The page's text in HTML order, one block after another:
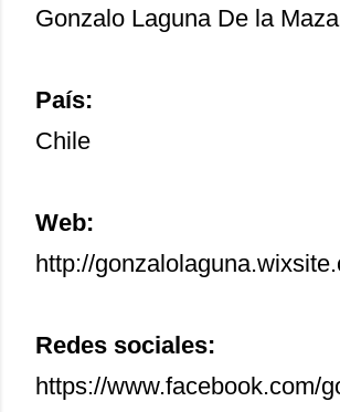
Gonzalo Laguna De la Maza
País:
Chile
Web:
http://
Redes sociales:
https://www.facebook.com/